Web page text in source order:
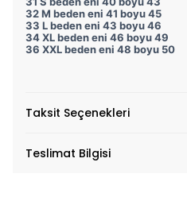
32 M beden eni 41 boyu 45
33 L beden eni 43 boyu 46
34 XL beden eni 46 boyu 49
36 XXL beden eni 48 boyu 50
Taksit Seçenekleri
Teslimat Bilgisi